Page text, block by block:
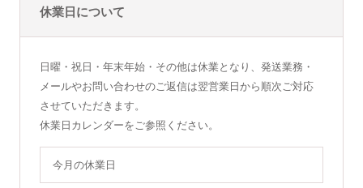
休業日について
日曜・祝日・年末年始・その他は休業となり、発送業務・
メールやお問い合わせのご返信は翌営業日から順次ご対応
させていただきます。
休業日カレンダーをご参照ください。
今月の休業日